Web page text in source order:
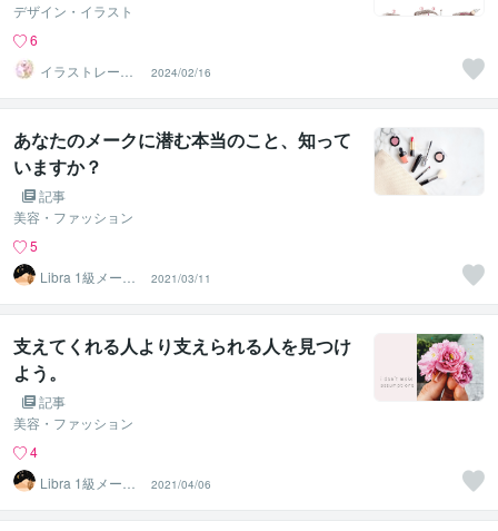
デザイン・イラスト
6
イラストレータ
ー スイ
2024/02/16
あなたのメークに潜む本当のこと、知って
いますか？
記事
美容・ファッション
5
Libra 1級メーク
アーティスト
2021/03/11
支えてくれる人より支えられる人を見つけ
よう。
記事
美容・ファッション
4
Libra 1級メーク
アーティスト
2021/04/06